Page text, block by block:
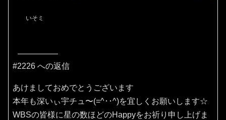
いそミ
#2226 への返信
あけましておめでとうございます
本年も深いぃ宇チュ〜(=^･･^)を宜しくお願いします☆
WBSの皆様に星の数ほどのHappyをお祈り申し上げま